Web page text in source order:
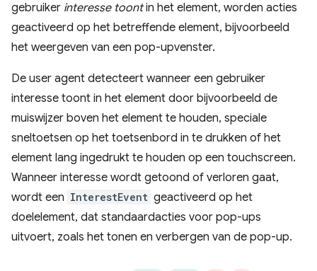
gebruiker interesse toontin het element, worden acties
geactiveerd op het betreffende element, bijvoorbeeld
het weergeven van een pop-upvenster.
De user agent detecteert wanneer een gebruiker
interesse toont in het element door bijvoorbeeld de
muiswijzer boven het element te houden, speciale
sneltoetsen op het toetsenbord in te drukken of het
element lang ingedrukt te houden op een touchscreen.
Wanneer interesse wordt getoond of verloren gaat,
wordt een InterestEvent geactiveerd op het
doelelement, dat standaardacties voor pop-ups
uitvoert, zoals het tonen en verbergen van de pop-up.